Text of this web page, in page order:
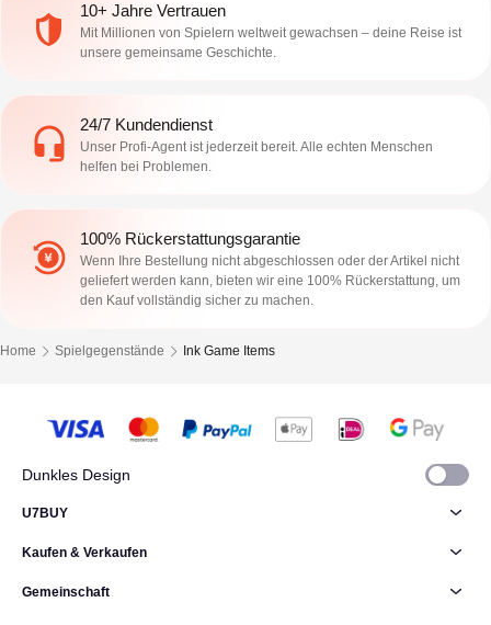
10+ Jahre Vertrauen
Mit Millionen von Spielern weltweit gewachsen – deine Reise ist
unsere gemeinsame Geschichte.
24/7 Kundendienst
Unser Profi-Agent ist jederzeit bereit. Alle echten Menschen
helfen bei Problemen.
100% Rückerstattungsgarantie
Wenn Ihre Bestellung nicht abgeschlossen oder der Artikel nicht
geliefert werden kann, bieten wir eine 100% Rückerstattung, um
den Kauf vollständig sicher zu machen.
Home Spielgegenstände Ink Game Items
Dunkles Design
U7BUY
Kaufen & Verkaufen
Gemeinschaft